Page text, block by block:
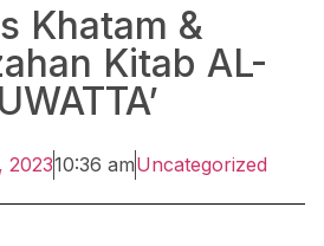
Khatam &
Kitab AL-
202310:36 amUncategorized